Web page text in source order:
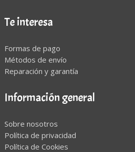
Te interesa
Formas de pago
Métodos de envío
Reparación y garantía
Información general
Sobre nosotros
Política de privacidad
Política de Cookies